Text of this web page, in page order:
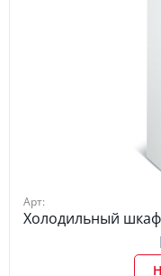
Арт:
Холодильный